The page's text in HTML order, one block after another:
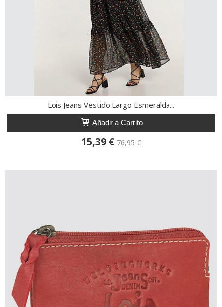
Lois Jeans Vestido Largo Esmeralda...
Añadir a Carrito
15,39 € 76,95 €